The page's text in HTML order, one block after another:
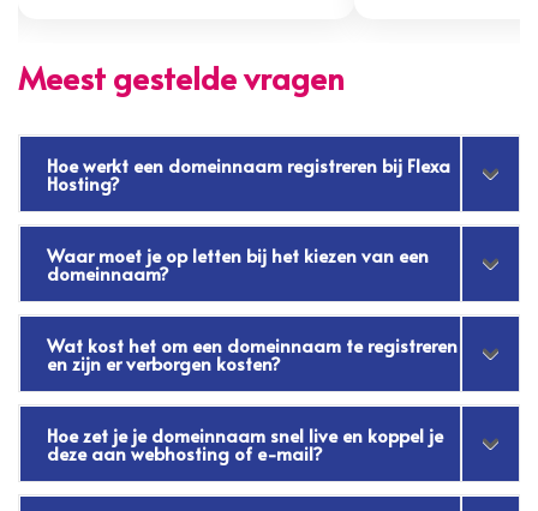
Meest gestelde vragen
Hoe werkt een domeinnaam registreren bij Flexa
Hosting?
Waar moet je op letten bij het kiezen van een
domeinnaam?
Wat kost het om een domeinnaam te registreren
en zijn er verborgen kosten?
Hoe zet je je domeinnaam snel live en koppel je
deze aan webhosting of e-mail?